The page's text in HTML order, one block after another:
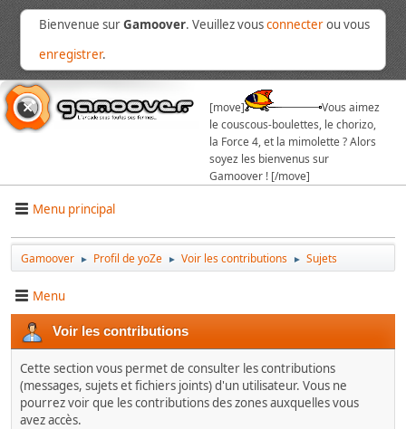
Bienvenue surGamoover. Veuillez vousconnecterou vous
enregistrer.
[move]
Vous aimez
le couscous-boulettes, le chorizo,
la Force 4, et la mimolette ? Alors
soyez les bienvenus sur
Gamoover ! [/move]
Menu principal
Gamoover ► Profil de yoZe ► Voir les contributions ► Sujets
Menu
Voir les contributions
Cette section vous permet de consulter les contributions
(messages, sujets et fichiers joints) d'un utilisateur. Vous ne
pourrez voir que les contributions des zones auxquelles vous
avez accès.